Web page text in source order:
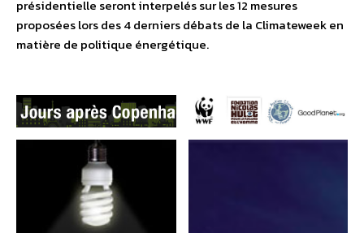
présidentielle seront interpelés sur les 12 mesures
proposées lors des 4 derniers débats de la Climateweek en
matière de politique énergétique.